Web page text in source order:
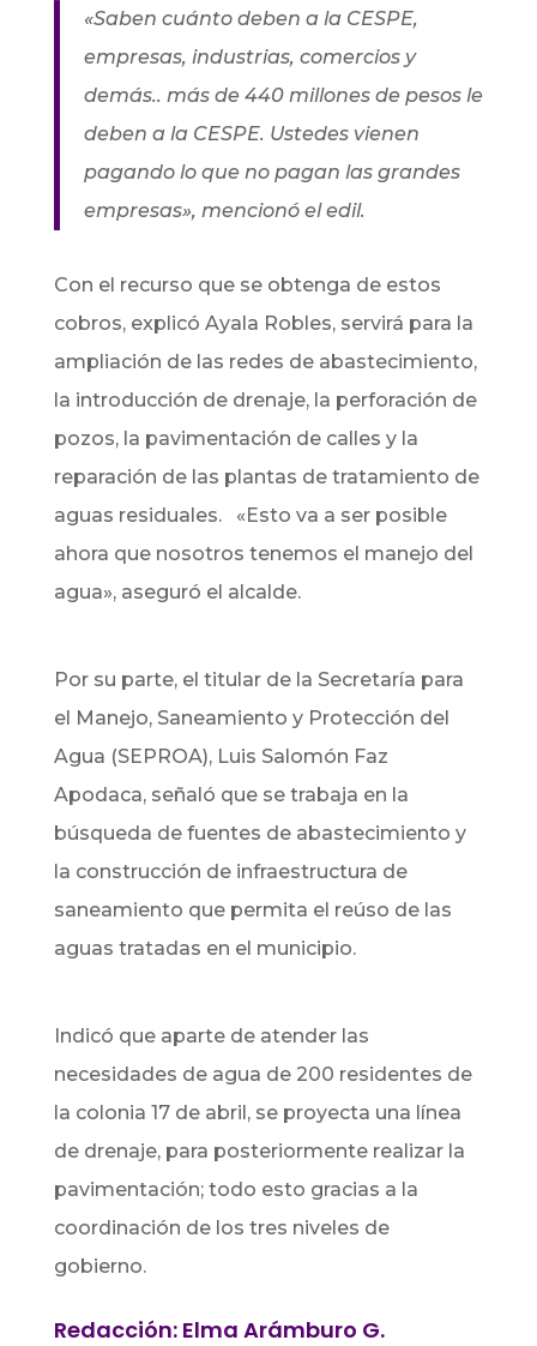
«Saben cuánto deben a la CESPE,
empresas, industrias, comercios y
demás.. más de 440 millones de pesos le
deben a la CESPE. Ustedes vienen
pagando lo que no pagan las grandes
empresas», mencionó el edil.
Con el recurso que se obtenga de estos
cobros, explicó Ayala Robles, servirá para la
ampliación de las redes de abastecimiento,
la introducción de drenaje, la perforación de
pozos, la pavimentación de calles y la
reparación de las plantas de tratamiento de
aguas residuales.
«Esto va a ser posible
ahora que nosotros tenemos el manejo del
agua», aseguró el alcalde.
Por su parte, el titular de la Secretaría para
el Manejo, Saneamiento y Protección del
Agua (SEPROA), Luis Salomón Faz
Apodaca, señaló que se trabaja en la
búsqueda de fuentes de abastecimiento y
la construcción de infraestructura de
saneamiento que permita el reúso de las
aguas tratadas en el municipio.
Indicó que aparte de atender las
necesidades de agua de 200 residentes de
la colonia 17 de abril, se proyecta una línea
de drenaje, para posteriormente realizar la
pavimentación; todo esto gracias a la
coordinación de los tres niveles de
gobierno.
Redacción: Elma Arámburo G.